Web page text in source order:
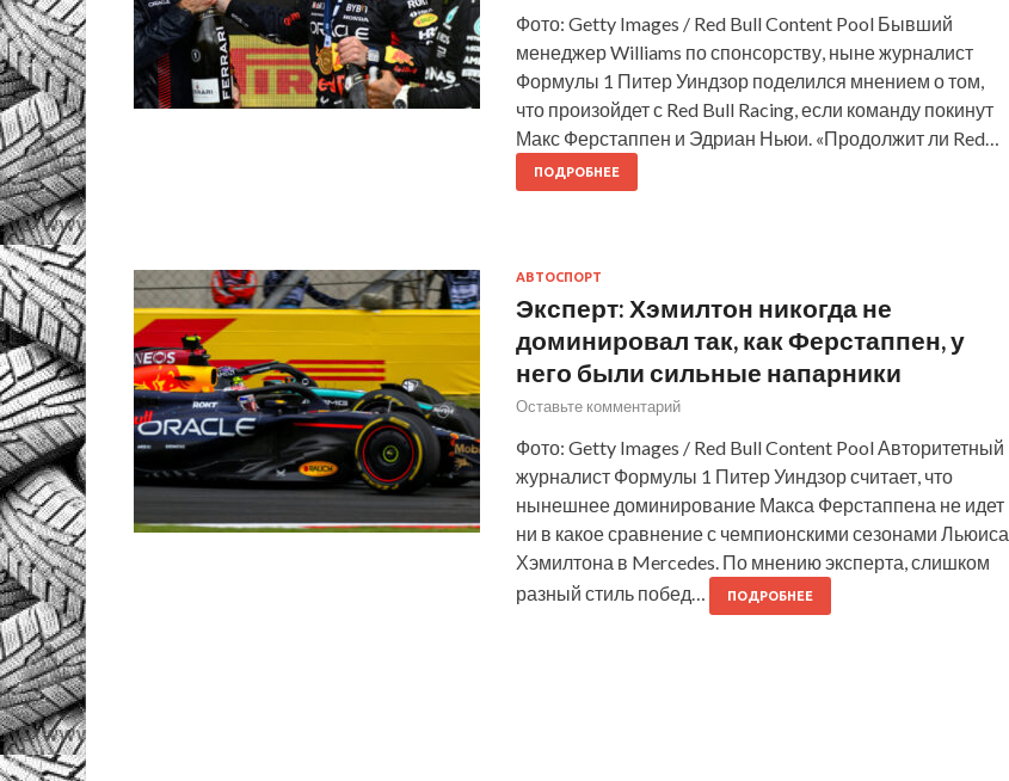
Фото: Getty Images / Red Bull Content Pool Бывший
менеджер Williams по спонсорству, ныне журналист
Формулы 1 Питер Уиндзор поделился мнением о том,
что произойдет с Red Bull Racing, если команду покинут
Макс Ферстаппен и Эдриан Ньюи. «Продолжит ли Red…
ПОДРОБНЕЕ
АВТОСПОРТ
Эксперт: Хэмилтон никогда не
доминировал так, как Ферстаппен, у
него были сильные напарники
Оставьте комментарий
Фото: Getty Images / Red Bull Content Pool Авторитетный
журналист Формулы 1 Питер Уиндзор считает, что
нынешнее доминирование Макса Ферстаппена не идет
ни в какое сравнение с чемпионскими сезонами Льюиса
Хэмилтона в Mercedes. По мнению эксперта, слишком
разный стиль побед…
ПОДРОБНЕЕ